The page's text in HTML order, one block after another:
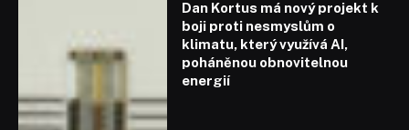
Dan Kortus má nový projekt k
boji proti nesmyslům o
klimatu, který využívá AI,
poháněnou obnovitelnou
energií